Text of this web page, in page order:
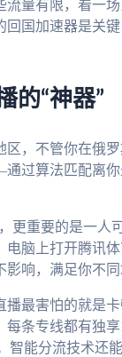
量有限，看一
回国加速器是关
的“神器”
，不管你在俄
过算法匹配离
更重要的是一
脑上打开腾讯
影响，满足你不同
播最害怕的就是
条专线都有独
能分流技术还